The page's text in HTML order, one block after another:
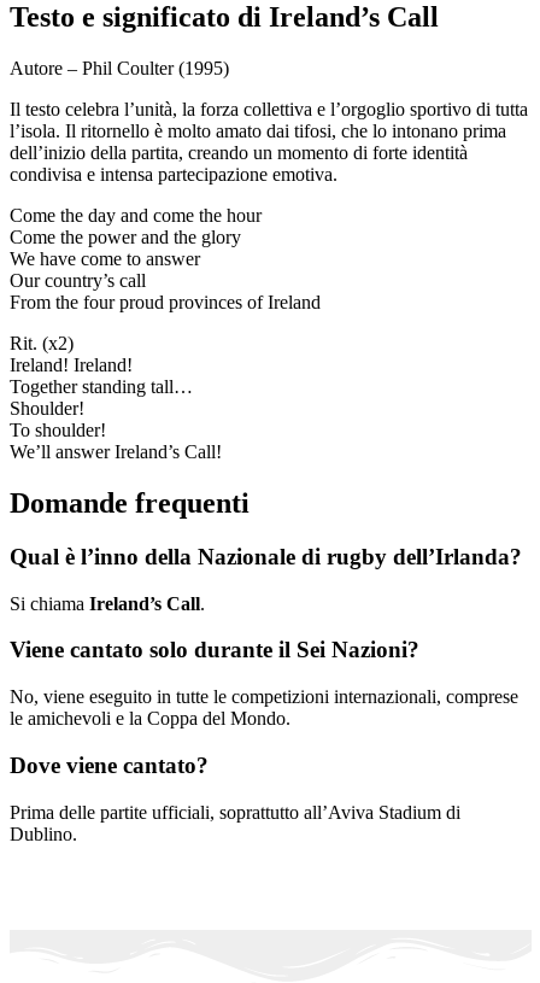
Testo e significato di Ireland’s Call
Autore – Phil Coulter (1995)
Il testo celebra l’unità, la forza collettiva e l’orgoglio sportivo di tutta
l’isola. Il ritornello è molto amato dai tifosi, che lo intonano prima
dell’inizio della partita, creando un momento di forte identità
condivisa e intensa partecipazione emotiva.
Come the day and come the hour
Come the power and the glory
We have come to answer
Our country’s call
From the four proud provinces of Ireland
Rit. (x2)
Ireland! Ireland!
Together standing tall…
Shoulder!
To shoulder!
We’ll answer Ireland’s Call!
Domande frequenti
Qual è l’inno della Nazionale di rugby dell’Irlanda?
Si chiama Ireland’s Call.
Viene cantato solo durante il Sei Nazioni?
No, viene eseguito in tutte le competizioni internazionali, comprese
le amichevoli e la Coppa del Mondo.
Dove viene cantato?
Prima delle partite ufficiali, soprattutto all’Aviva Stadium di
Dublino.